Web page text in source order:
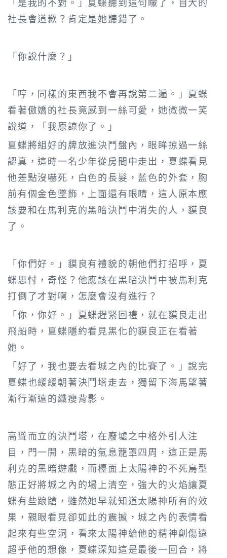
社長會道歉？肯定是她聽錯了。
「你說什麼？」
「哼，同樣的東西我不會再說第二遍。」夏蝶
看著傲嬌的社長竟感到一絲可愛，她微微一笑
說道，「我原諒你了。」
夏蝶將組好的牌放進決鬥盤內，眼眸掠過一絲
認真，這時一名少年從房間中走出，夏蝶看見
他差點沒嚇死，白色的長髮，藍色的外套，胸
前有個金色墜飾，上面還有眼睛，這人原本應
該要和在馬利克的黑暗決鬥中消失的人，貘良
了。
「你們好。」貘良有禮貌的朝他們打招呼，夏
蝶思忖，奇怪？他應該在黑暗決鬥中被馬利克
打倒了才對啊，怎麼會沒有進行？
「你，你好。」夏蝶趕緊回禮，就在貘良走出
飛船時，夏蝶隱約看見黑化的貘良正在看著
她。
「好了，我也要去看城之內的比賽了。」說完
夏蝶也緩緩朝著決鬥塔走去，獨留下海馬望著
漸行漸遠的纖瘦背影。
高聳而立的決鬥塔，在廢墟之中格外引人注
目，門一開，黑暗的氣息籠罩四周，這正是馬
利克的黑暗遊戲，而檯面上太陽神的不死鳥型
態正好將城之內的場上清空，強大的火焰讓夏
蝶有些踉蹌，雖然她早就知道太陽神所有的效
果，親眼看見卻如此的震撼，城之內的表情看
起來有些空洞，看來太陽神給他的精神創傷遠
超乎他的想像，夏蝶深知這是最後一回合，將